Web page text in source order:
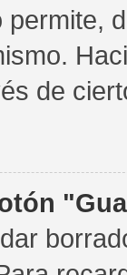
permite,
de